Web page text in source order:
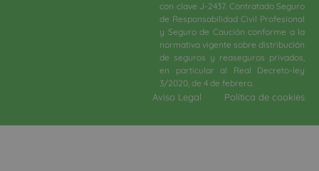
con clave J-2437. Contratado Seguro
de Responsabilidad Civil Profesional
y Seguro de Caución conforme a la
normativa vigente sobre distribución
de seguros y reaseguros privados,
en particular al Real Decreto-ley
3/2020, de 4 de febrero.​
Aviso Legal Política de cookies